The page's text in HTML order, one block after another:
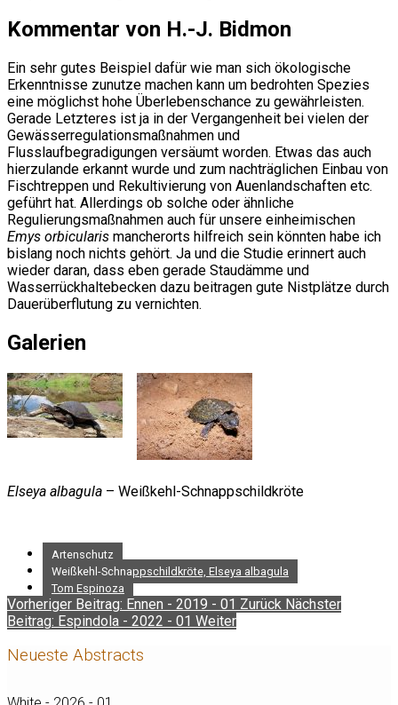
Kommentar von H.-J. Bidmon
Ein sehr gutes Beispiel dafür wie man sich ökologische
Erkenntnisse zunutze machen kann um bedrohten Spezies
eine möglichst hohe Überlebenschance zu gewährleisten.
Gerade Letzteres ist ja in der Vergangenheit bei vielen der
Gewässerregulationsmaßnahmen und
Flusslaufbegradigungen versäumt worden. Etwas das auch
hierzulande erkannt wurde und zum nachträglichen Einbau von
Fischtreppen und Rekultivierung von Auenlandschaften etc.
geführt hat. Allerdings ob solche oder ähnliche
Regulierungsmaßnahmen auch für unsere einheimischen
Emys orbicularis mancherorts hilfreich sein könnten habe ich
bislang noch nichts gehört. Ja und die Studie erinnert auch
wieder daran, dass eben gerade Staudämme und
Wasserrückhaltebecken dazu beitragen gute Nistplätze durch
Dauerüberflutung zu vernichten.
Galerien
Elseya albagula – Weißkehl-Schnappschildkröte
Artenschutz
Weißkehl-Schnappschildkröte, Elseya albagula
Tom Espinoza
Vorheriger Beitrag: Ennen - 2019 - 01 Zurück Nächster
Beitrag: Espindola - 2022 - 01 Weiter
Neueste Abstracts